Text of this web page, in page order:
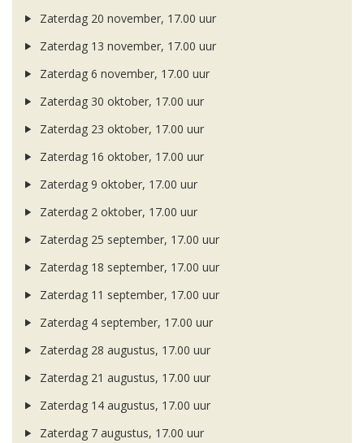
Zaterdag 20 november, 17.00 uur
Zaterdag 13 november, 17.00 uur
Zaterdag 6 november, 17.00 uur
Zaterdag 30 oktober, 17.00 uur
Zaterdag 23 oktober, 17.00 uur
Zaterdag 16 oktober, 17.00 uur
Zaterdag 9 oktober, 17.00 uur
Zaterdag 2 oktober, 17.00 uur
Zaterdag 25 september, 17.00 uur
Zaterdag 18 september, 17.00 uur
Zaterdag 11 september, 17.00 uur
Zaterdag 4 september, 17.00 uur
Zaterdag 28 augustus, 17.00 uur
Zaterdag 21 augustus, 17.00 uur
Zaterdag 14 augustus, 17.00 uur
Zaterdag 7 augustus, 17.00 uur